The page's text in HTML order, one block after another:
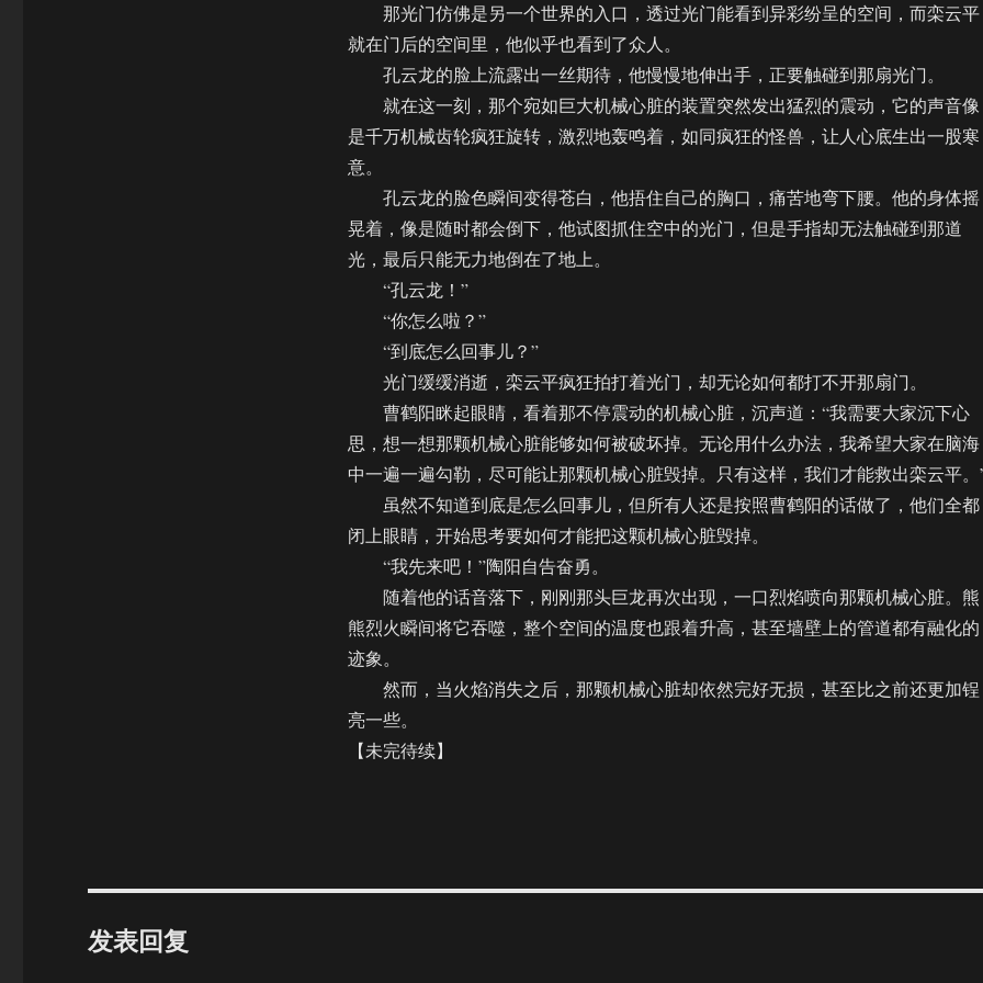
那光门仿佛是另一个世界的入口，透过光门能看到异彩纷呈的空间，而栾云平
就在门后的空间里，他似乎也看到了众人。
孔云龙的脸上流露出一丝期待，他慢慢地伸出手，正要触碰到那扇光门。
就在这一刻，那个宛如巨大机械心脏的装置突然发出猛烈的震动，它的声音像
是千万机械齿轮疯狂旋转，激烈地轰鸣着，如同疯狂的怪兽，让人心底生出一股寒
意。
孔云龙的脸色瞬间变得苍白，他捂住自己的胸口，痛苦地弯下腰。他的身体摇
晃着，像是随时都会倒下，他试图抓住空中的光门，但是手指却无法触碰到那道
光，最后只能无力地倒在了地上。
“孔云龙！”
“你怎么啦？”
“到底怎么回事儿？”
光门缓缓消逝，栾云平疯狂拍打着光门，却无论如何都打不开那扇门。
曹鹤阳眯起眼睛，看着那不停震动的机械心脏，沉声道：“我需要大家沉下心
思，想一想那颗机械心脏能够如何被破坏掉。无论用什么办法，我希望大家在脑海
中一遍一遍勾勒，尽可能让那颗机械心脏毁掉。只有这样，我们才能救出栾云平。
虽然不知道到底是怎么回事儿，但所有人还是按照曹鹤阳的话做了，他们全都
闭上眼睛，开始思考要如何才能把这颗机械心脏毁掉。
“我先来吧！”陶阳自告奋勇。
随着他的话音落下，刚刚那头巨龙再次出现，一口烈焰喷向那颗机械心脏。熊
熊烈火瞬间将它吞噬，整个空间的温度也跟着升高，甚至墙壁上的管道都有融化的
迹象。
然而，当火焰消失之后，那颗机械心脏却依然完好无损，甚至比之前还更加锃
亮一些。
【未完待续】
发表回复